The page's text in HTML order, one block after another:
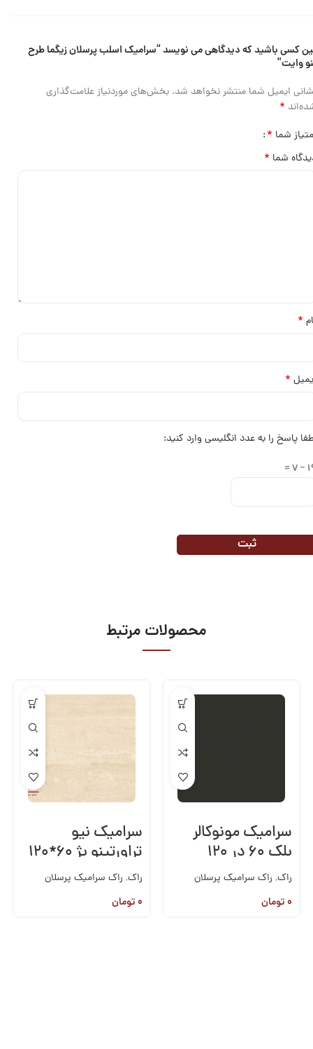
کسی باشید که دیدگاهی می نویسد “سرامیک اسلب پرسلان زیگما طرح
وایت”
ایمیل شما منتشر نخواهد شد. بخش‌های موردنیاز علامت‌گذاری
*
شما *
شما *
*
*
پاسخ را به عدد انگلیسی وارد کنید:
19
محصولات مرتبط
سرامیک مونوکالر
بلک ۶۰ در ۱۲۰
راک, راک سرامیک پرسلان
60*120
, ۰تومان
سرامیک نیو
تراورتینو بژ ۶۰*۱۲۰
راک, راک سرامیک پرسلان
60*120
, ۰تومان